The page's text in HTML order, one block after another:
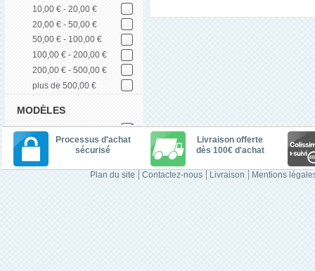
10,00 € - 20,00 €
20,00 € - 50,00 €
50,00 € - 100,00 €
100,00 € - 200,00 €
200,00 € - 500,00 €
plus de 500,00 €
MODÈLES
Processus d'achat
sécurisé
Livraison offerte
dès 100€ d'achat
Plan du site Contactez-nous Livraison Mentions